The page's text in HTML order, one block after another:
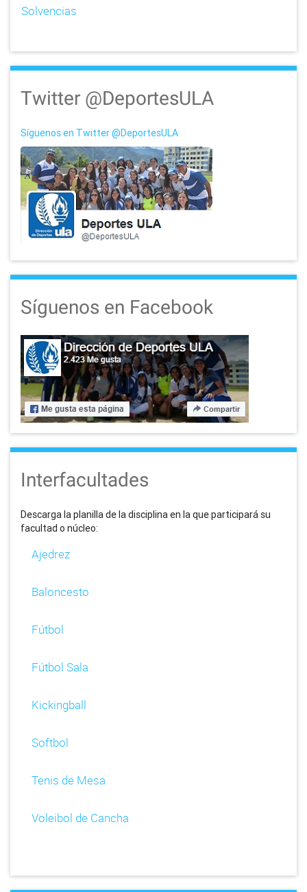
nSolvencias
Twitter @DeportesULA
Síguenos en Twitter @DeportesULA
Síguenos en Facebook
Interfacultades
Descarga la planilla de la disciplina en la que participará su
facultad o núcleo:
Ajedrez
Baloncesto
Fútbol
Fútbol Sala
Kickingball
Softbol
Tenis de Mesa
Voleibol de Cancha